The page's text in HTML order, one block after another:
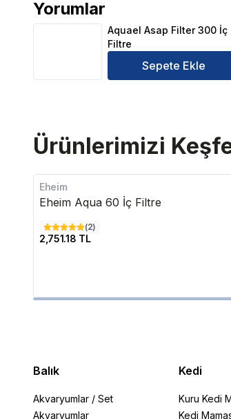
Yorumlar
Aquael Asap Filter 300 İç Filtre Ürün
Aquael Asap Filter 300 İç
Filtre
Sepete Ekle
Ürünlerimizi
Eheim
Eheim Aqua 60 İç Filtre
(2)
2,751.18 TL
Balık
Akvaryumlar / Set
Akvaryumlar
Kedi
Kuru Kedi
Kedi